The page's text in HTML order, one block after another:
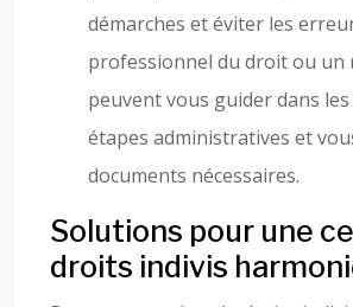
démarches et éviter les
professionnel du droit ou un
peuvent vous guider dans
étapes administratives et
documents nécessaires.
Solutions pour une
droits indivis